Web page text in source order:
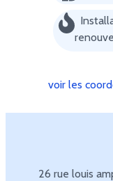
voir les
26 rue louis